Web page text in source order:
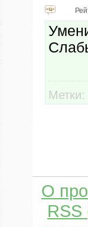
Метки:
О
RSS